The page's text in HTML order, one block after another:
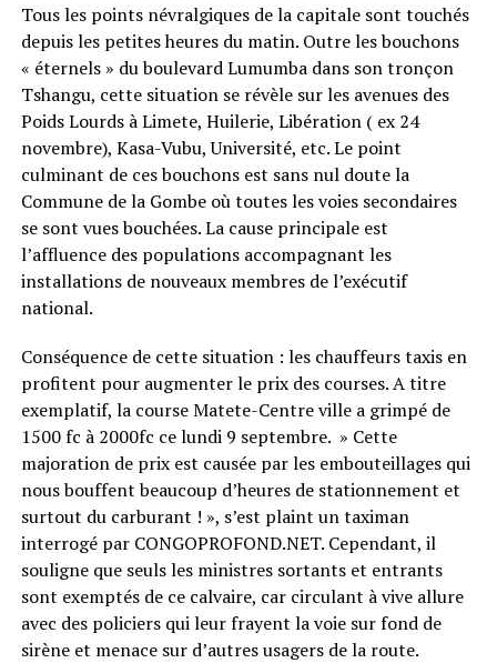
Tous les points névralgiques de la capitale sont touchés
depuis les petites heures du matin. Outre les bouchons
« éternels » du boulevard Lumumba dans son tronçon
Tshangu, cette situation se révèle sur les avenues des
Poids Lourds à Limete, Huilerie, Libération ( ex 24
novembre), Kasa-Vubu, Université, etc. Le point
culminant de ces bouchons est sans nul doute la
Commune de la Gombe où toutes les voies secondaires
se sont vues bouchées. La cause principale est
l’affluence des populations accompagnant les
installations de nouveaux membres de l’exécutif
national.
Conséquence de cette situation : les chauffeurs taxis en
profitent pour augmenter le prix des courses. A titre
exemplatif, la course Matete-Centre ville a grimpé de
1500 fc à 2000fc ce lundi 9 septembre. » Cette
majoration de prix est causée par les embouteillages qui
nous bouffent beaucoup d’heures de stationnement et
surtout du carburant ! », s’est plaint un taximan
interrogé par CONGOPROFOND.NET. Cependant, il
souligne que seuls les ministres sortants et entrants
sont exemptés de ce calvaire, car circulant à vive allure
avec des policiers qui leur frayent la voie sur fond de
sirène et menace sur d’autres usagers de la route.